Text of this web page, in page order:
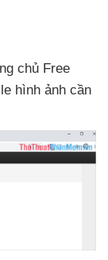
chủ Free
hình ảnh cần